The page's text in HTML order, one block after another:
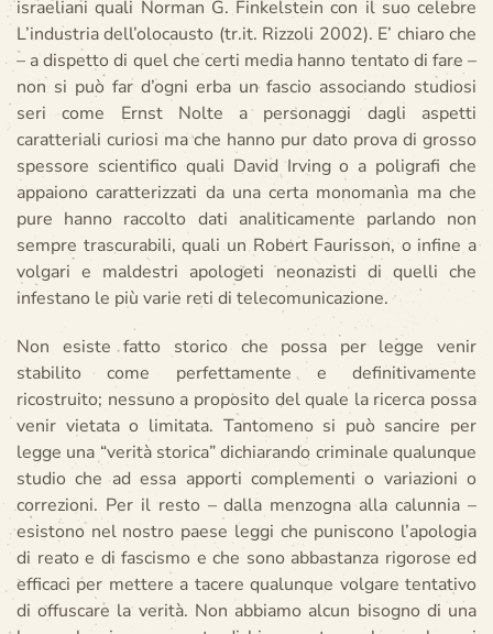
israeliani quali Norman G. Finkelstein con il suo celebre
L’industria dell’olocausto (tr.it. Rizzoli 2002). E’ chiaro che
– a dispetto di quel che certi media hanno tentato di fare –
non si può far d’ogni erba un fascio associando studiosi
seri come Ernst Nolte a personaggi dagli aspetti
caratteriali curiosi ma che hanno pur dato prova di grosso
spessore scientifico quali David Irving o a poligrafi che
appaiono caratterizzati da una certa monomanìa ma che
pure hanno raccolto dati analiticamente parlando non
sempre trascurabili, quali un Robert Faurisson, o infine a
volgari e maldestri apologeti neonazisti di quelli che
infestano le più varie reti di telecomunicazione.
Non esiste fatto storico che possa per legge venir
stabilito come perfettamente e definitivamente
ricostruito; nessuno a proposito del quale la ricerca possa
venir vietata o limitata. Tantomeno si può sancire per
legge una “verità storica” dichiarando criminale qualunque
studio che ad essa apporti complementi o variazioni o
correzioni. Per il resto – dalla menzogna alla calunnia –
esistono nel nostro paese leggi che puniscono l’apologia
di reato e di fascismo e che sono abbastanza rigorose ed
efficaci per mettere a tacere qualunque volgare tentativo
di offuscare la verità. Non abbiamo alcun bisogno di una